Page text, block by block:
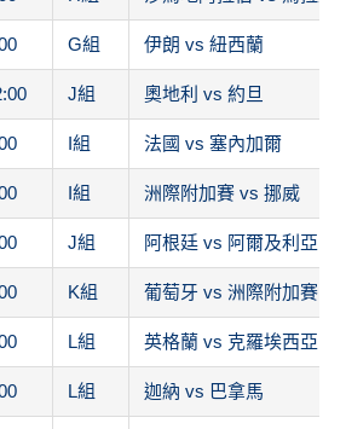
G組 伊朗 vs 紐西蘭
J組 奧地利 vs 約旦
I組 法國 vs 塞內加爾
I組 洲際附加賽 vs 挪威
J組 阿根廷 vs 阿爾及利亞
K組 葡萄牙 vs 洲際附加賽1
L組 英格蘭 vs 克羅埃西亞
L組 迦納 vs 巴拿馬